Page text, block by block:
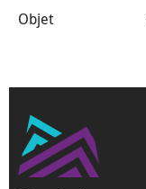
Objet